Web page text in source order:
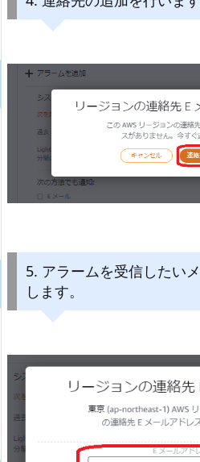
5. アラームを受信したい
します。